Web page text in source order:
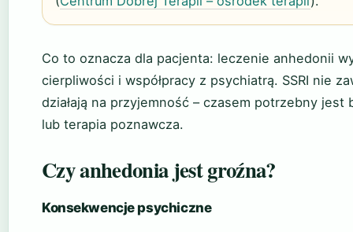
Co to oznacza dla pacjenta: leczenie anhedonii
cierpliwości i współpracy z psychiatrą. SSRI nie
działają na przyjemność – czasem potrzebny jest
lub terapia poznawcza.
Czy anhedonia jest groźna?
Konsekwencje psychiczne